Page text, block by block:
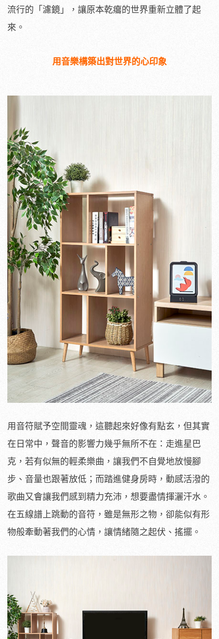
流行的「濾鏡」，讓原本乾癟的世界重新立體了起
來。
用音樂構築出對世界的心印象
用音符賦予空間靈魂，這聽起來好像有點玄，但其實
在日常中，聲音的影響力幾乎無所不在：走進星巴
克，若有似無的輕柔樂曲，讓我們不自覺地放慢腳
步、音量也跟著放低；而踏進健身房時，動感活潑的
歌曲又會讓我們感到精力充沛，想要盡情揮灑汗水。
在五線譜上跳動的音符，雖是無形之物，卻能似有形
物般牽動著我們的心情，讓情緒隨之起伏、搖擺。